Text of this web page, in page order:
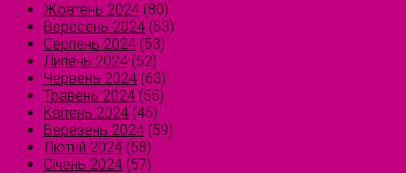
Жовтень 2024 (80)
Вересень 2024 (53)
Серпень 2024 (53)
Липень 2024 (52)
Червень 2024 (63)
Травень 2024 (55)
Квітень 2024 (45)
Березень 2024 (59)
Лютий 2024 (58)
Січень 2024 (57)